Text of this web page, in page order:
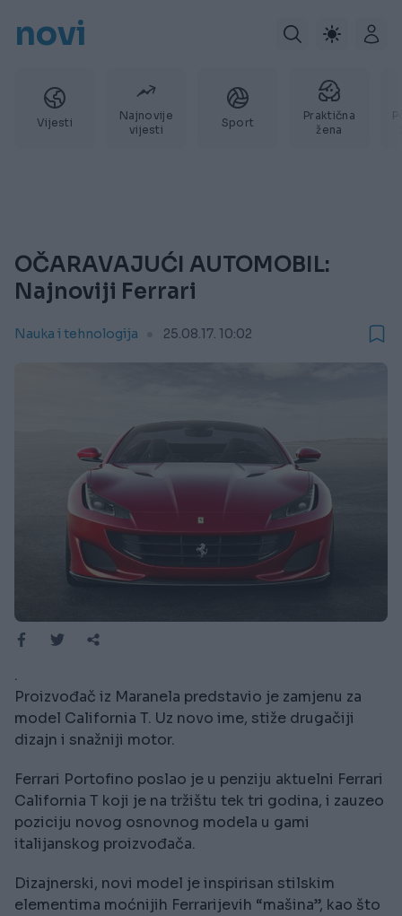
novi
Vijesti
Najnovije
vijesti
Sport
Praktična
žena
OČARAVAJUĆI AUTOMOBIL:
Najnoviji Ferrari
Nauka i tehnologija 25.08.17. 10:02
.
Proizvođač iz Maranela predstavio je zamjenu za
model California T. Uz novo ime, stiže drugačiji
dizajn i snažniji motor.
Ferrari Portofino poslao je u penziju aktuelni Ferrari
California T koji je na tržištu tek tri godina, i zauzeo
poziciju novog osnovnog modela u gami
italijanskog proizvođača.
Dizajnerski, novi model je inspirisan stilskim
elementima moćnijih Ferrarijevih “mašina”, kao što